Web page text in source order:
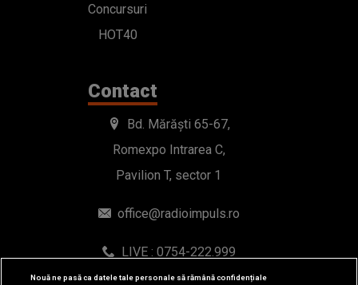
Concursuri
HOT40
Contact
Bd. Mărăști 65-67,
Romexpo Intrarea C,
Pavilion T, sector 1
office@radioimpuls.ro
LIVE : 0754-222.999
WhatsApp: 0754-222.999
Nouă ne pasă ca datele tale personale să rămână confidențiale